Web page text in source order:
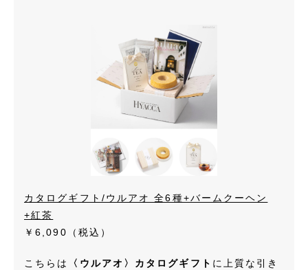
カタログギフト/ウルアオ 全6種+バームクーヘン
+紅茶
￥6,090
（税込）
こちらは 〈ウルアオ〉カタログギフト に上質な引き